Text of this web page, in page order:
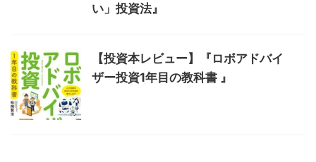
い」投資法』
【投資本レビュー】『ロボアドバイ
ザー投資1年目の教科書 』